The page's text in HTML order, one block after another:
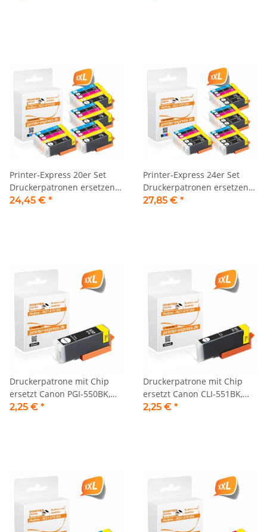
Printer-Express 20er Set
Druckerpatronen ersetzen
PGI-550, CLI-551 XL mit
24,45 € *
Printer-Express 24er Set
Druckerpatronen ersetzen
PGI-550, CLI-551 XL mit
27,85 € *
Druckerpatrone mit Chip
ersetzt Canon PGI-550BK,
PGI550 schwarz
2,25 € *
Druckerpatrone mit Chip
ersetzt Canon CLI-551BK,
CLI551 schwarz
2,25 € *